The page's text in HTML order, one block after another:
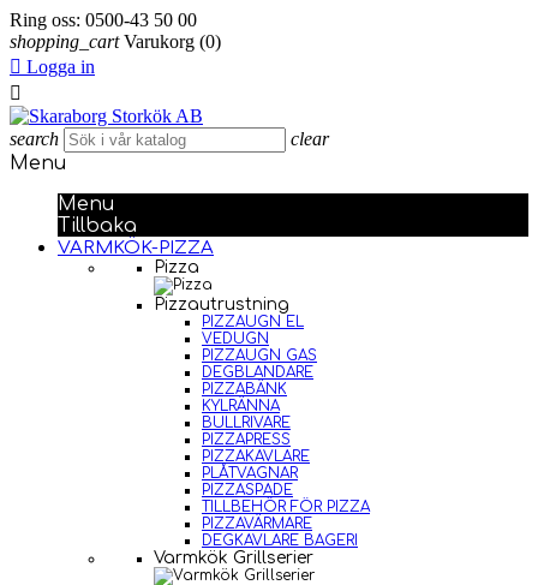
Ring oss: 0500-43 50 00
shopping_cart Varukorg (0)
 Logga in

search clear
Menu
Menu
Tillbaka
VARMKÖK-PIZZA
Pizza
Pizzautrustning
PIZZAUGN EL
VEDUGN
PIZZAUGN GAS
DEGBLANDARE
PIZZABÄNK
KYLRÄNNA
BULLRIVARE
PIZZAPRESS
PIZZAKAVLARE
PLÅTVAGNAR
PIZZASPADE
TILLBEHÖR FÖR PIZZA
PIZZAVÄRMARE
DEGKAVLARE BAGERI
Varmkök Grillserier